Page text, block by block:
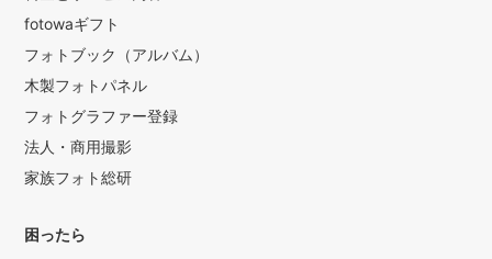
fotowaギフト
フォトブック（アルバム）
木製フォトパネル
フォトグラファー登録
法人・商用撮影
家族フォト総研
困ったら